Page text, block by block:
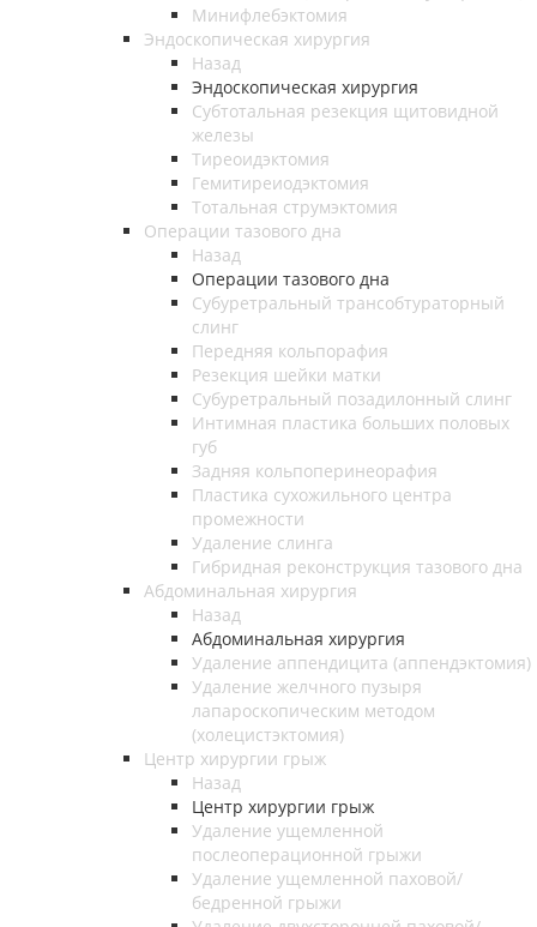
Минифлебэктомия
Эндоскопическая хирургия
Назад
Эндоскопическая хирургия
Субтотальная резекция щитовидной
железы
Тиреоидэктомия
Гемитиреиодэктомия
Тотальная струмэктомия
Операции тазового дна
Назад
Операции тазового дна
Субуретральный трансобтураторный
слинг
Передняя кольпорафия
Резекция шейки матки
Субуретральный позадилонный слинг
Интимная пластика больших половых
губ
Задняя кольпоперинеорафия
Пластика сухожильного центра
промежности
Удаление слинга
Гибридная реконструкция тазового дна
Абдоминальная хирургия
Назад
Абдоминальная хирургия
Удаление аппендицита (аппендэктомия)
Удаление желчного пузыря
лапароскопическим методом
(холецистэктомия)
Центр хирургии грыж
Назад
Центр хирургии грыж
Удаление ущемленной
послеоперационной грыжи
Удаление ущемленной паховой/
бедренной грыжи